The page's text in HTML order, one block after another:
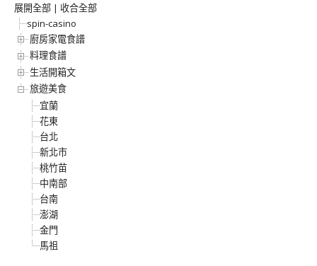
展開全部 | 收合全部
spin-casino
廚房家電食譜
料理食譜
生活開箱文
旅遊美食
宜蘭
花東
台北
新北市
桃竹苗
中南部
台南
澎湖
金門
馬祖